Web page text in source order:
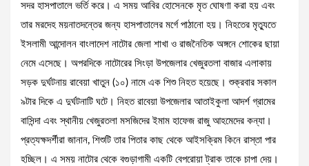
সদর হাসপাতালে ভর্তি করে। এ সময় আবির হোসেনকে মৃত ঘোষণা করা হয় এবং
তার মরদেহ ময়নাতদন্তের জন্য হাসপাতালের মর্গে পাঠানো হয়। নিহতের মৃত্যুতে
ইসলামী আন্দোলন বাংলাদেশ নাটোর জেলা শাখা ও রাজনৈতিক অঙ্গনে শোকের ছায়া
নেমে এসেছে। অপরদিকে নাটোরের সিংড়া উপজেলার খেজুরতলা বাজার এলাকায়
সড়ক দুর্ঘটনায় রাবেয়া খাতুন (১০) নামে এক শিশু নিহত হয়েছে। শুক্রবার সকাল
৯টার দিকে এ দুর্ঘটনাটি ঘটে। নিহত রাবেয়া উপজেলার আতাইকুলা আদর্শ গ্রামের
বাসিন্দা এবং স্থানীয় খেজুরতলা মসজিদের ইমাম হাফেজ রাজু আহমেদের কন্যা।
প্রত্যক্ষদর্শীরা জানান, শিশুটি তার পিতার কাছ থেকে আইসক্রিম কিনে রাস্তা পার
হচ্ছিল। এ সময় নাটোর থেকে বগুড়াগামী একটি বেপরোয়া ট্রাক তাকে চাপা দেয়।